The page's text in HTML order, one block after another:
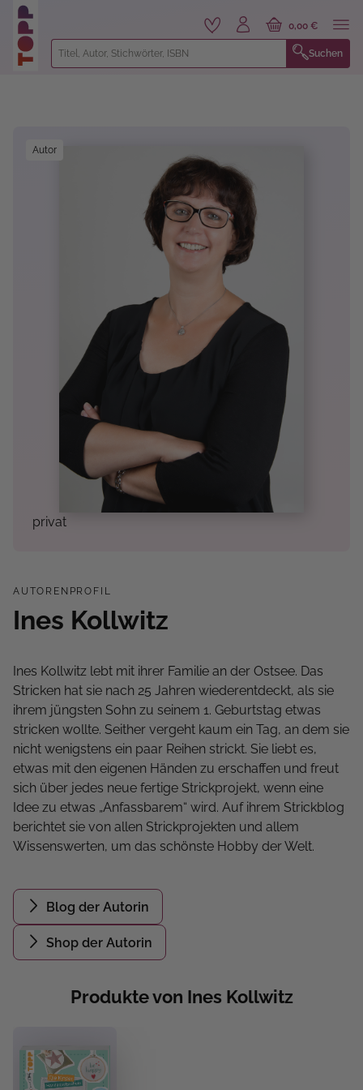
springen
Suchen
0,00 €
Autor
privat
AUTORENPROFIL
Ines Kollwitz
Ines Kollwitz lebt mit ihrer Familie an der Ostsee. Das
Stricken hat sie nach 25 Jahren wiederentdeckt, als sie
ihrem jüngsten Sohn zu seinem 1. Geburtstag etwas
stricken wollte. Seither vergeht kaum ein Tag, an dem sie
nicht wenigstens ein paar Reihen strickt. Sie liebt es,
etwas mit den eigenen Händen zu erschaffen und freut
sich über jedes neue fertige Strickprojekt, wenn eine
Idee zu etwas „Anfassbarem“ wird. Auf ihrem Strickblog
berichtet sie von allen Strickprojekten und allem
Wissenswerten, um das schönste Hobby der Welt.
Blog der Autorin
Shop der Autorin
Produkte von Ines Kollwitz